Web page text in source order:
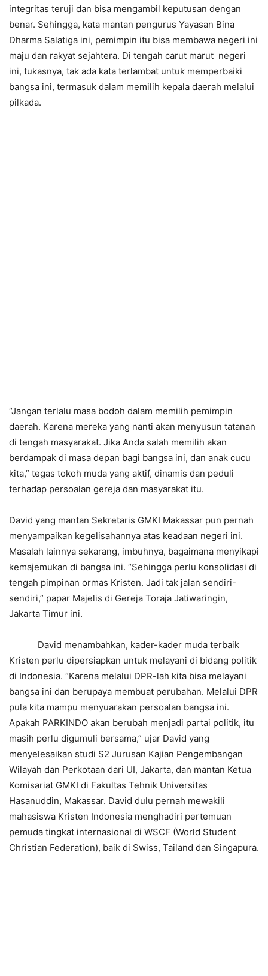
integritas teruji dan bisa mengambil keputusan dengan
benar. Sehingga, kata mantan pengurus Yayasan Bina
Dharma Salatiga ini, pemimpin itu bisa membawa negeri ini
maju dan rakyat sejahtera. Di tengah carut marut negeri
ini, tukasnya, tak ada kata terlambat untuk memperbaiki
bangsa ini, termasuk dalam memilih kepala daerah melalui
pilkada.
“Jangan terlalu masa bodoh dalam memilih pemimpin
daerah. Karena mereka yang nanti akan menyusun tatanan
di tengah masyarakat. Jika Anda salah memilih akan
berdampak di masa depan bagi bangsa ini, dan anak cucu
kita,” tegas tokoh muda yang aktif, dinamis dan peduli
terhadap persoalan gereja dan masyarakat itu.
David yang mantan Sekretaris GMKI Makassar pun pernah
menyampaikan kegelisahannya atas keadaan negeri ini.
Masalah lainnya sekarang, imbuhnya, bagaimana menyikapi
kemajemukan di bangsa ini. “Sehingga perlu konsolidasi di
tengah pimpinan ormas Kristen. Jadi tak jalan sendiri-
sendiri,” papar Majelis di Gereja Toraja Jatiwaringin,
Jakarta Timur ini.
David menambahkan, kader-kader muda terbaik
Kristen perlu dipersiapkan untuk melayani di bidang politik
di Indonesia. “Karena melalui DPR-lah kita bisa melayani
bangsa ini dan berupaya membuat perubahan. Melalui DPR
pula kita mampu menyuarakan persoalan bangsa ini.
Apakah PARKINDO akan berubah menjadi partai politik, itu
masih perlu digumuli bersama,” ujar David yang
menyelesaikan studi S2 Jurusan Kajian Pengembangan
Wilayah dan Perkotaan dari UI, Jakarta, dan mantan Ketua
Komisariat GMKI di Fakultas Tehnik Universitas
Hasanuddin, Makassar. David dulu pernah mewakili
mahasiswa Kristen Indonesia menghadiri pertemuan
pemuda tingkat internasional di WSCF (World Student
Christian Federation), baik di Swiss, Tailand dan Singapura.